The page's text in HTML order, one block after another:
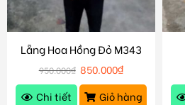
Lẵng Hoa Hồng Đỏ M343
950.000₫ 850.000₫
Chi tiết
Giỏ hàng